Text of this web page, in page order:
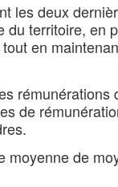
les deux
du territoire, en
en
rémunérations
de
moyenne de